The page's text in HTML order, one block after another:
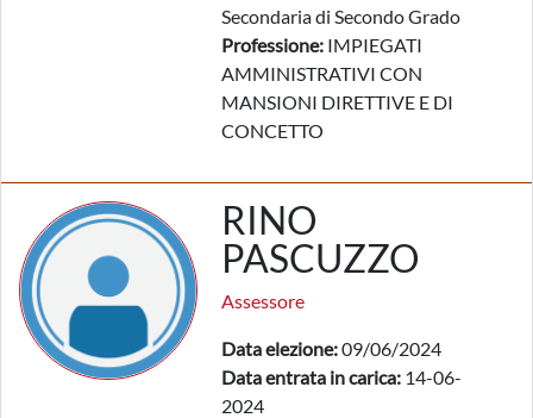
Secondaria di Secondo Grado
Professione: IMPIEGATI
AMMINISTRATIVI CON
MANSIONI DIRETTIVE E DI
CONCETTO
RINO
PASCUZZO
Assessore
Data elezione:09/06/2024
Data entrata in carica: 14-06-
2024